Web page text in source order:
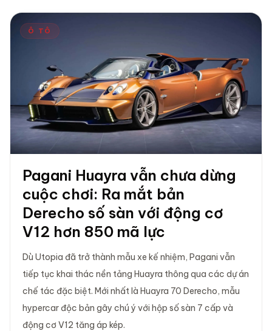
Ô TÔ
Pagani Huayra vẫn chưa dừng
cuộc chơi: Ra mắt bản
Derecho số sàn với động cơ
V12 hơn 850 mã lực
Dù Utopia đã trở thành mẫu xe kế nhiệm, Pagani vẫn
tiếp tục khai thác nền tảng Huayra thông qua các dự án
chế tác đặc biệt. Mới nhất là Huayra 70 Derecho, mẫu
hypercar độc bản gây chú ý với hộp số sàn 7 cấp và
động cơ V12 tăng áp kép.